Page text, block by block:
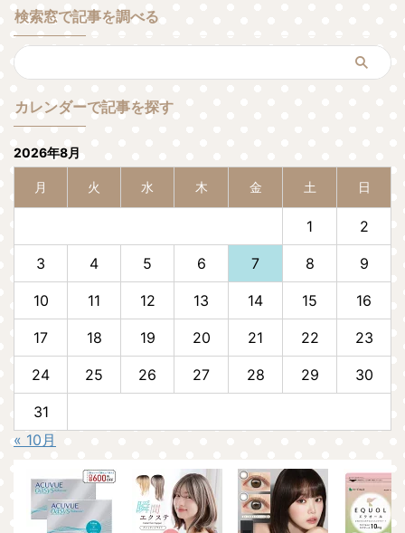
検索窓で記事を調べる
カレンダーで記事を探す
2026年8月
月 火 水 木 金 土 日
1 2
3 4 5 6 7 8 9
10 11 12 13 14 15 16
17 18 19 20 21 22 23
24 25 26 27 28 29 30
31
« 10月